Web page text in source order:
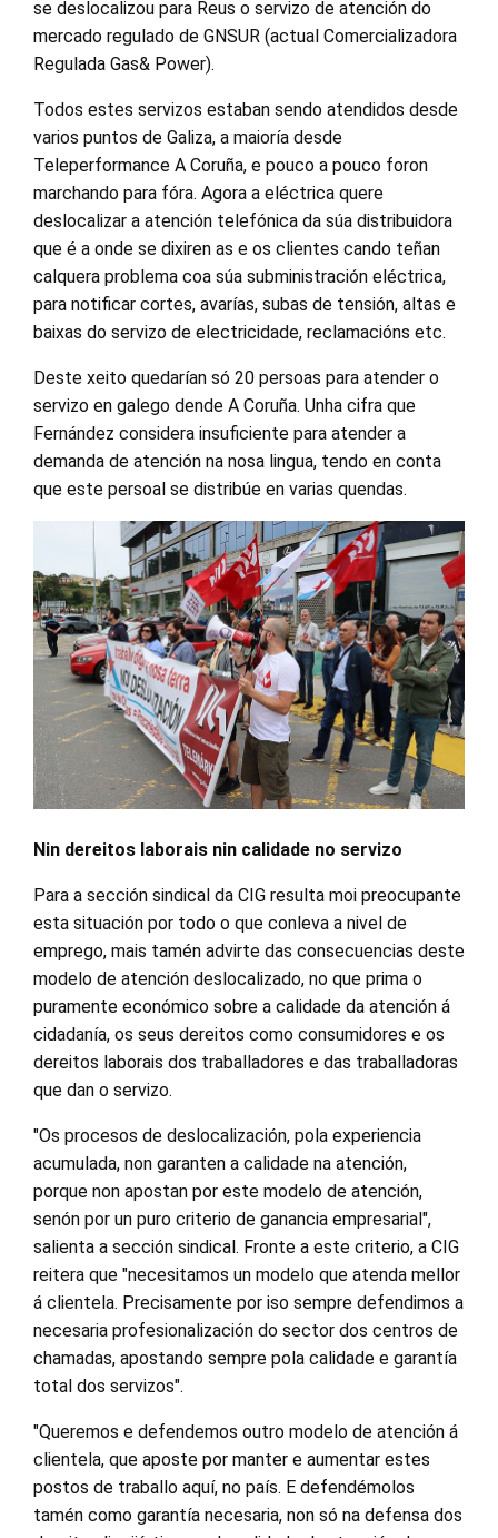
se deslocalizou para Reus o servizo de atención do
mercado regulado de GNSUR (actual Comercializadora
Regulada Gas& Power).
Todos estes servizos estaban sendo atendidos desde
varios puntos de Galiza, a maioría desde
Teleperformance A Coruña, e pouco a pouco foron
marchando para fóra. Agora a eléctrica quere
deslocalizar a atención telefónica da súa distribuidora
que é a onde se dixiren as e os clientes cando teñan
calquera problema coa súa subministración eléctrica,
para notificar cortes, avarías, subas de tensión, altas e
baixas do servizo de electricidade, reclamacións etc.
Deste xeito quedarían só 20 persoas para atender o
servizo en galego dende A Coruña. Unha cifra que
Fernández considera insuficiente para atender a
demanda de atención na nosa lingua, tendo en conta
que este persoal se distribúe en varias quendas.
Nin dereitos laborais nin calidade no servizo
Para a sección sindical da CIG resulta moi preocupante
esta situación por todo o que conleva a nivel de
emprego, mais tamén advirte das consecuencias deste
modelo de atención deslocalizado, no que prima o
puramente económico sobre a calidade da atención á
cidadanía, os seus dereitos como consumidores e os
dereitos laborais dos traballadores e das traballadoras
que dan o servizo.
"Os procesos de deslocalización, pola experiencia
acumulada, non garanten a calidade na atención,
porque non apostan por este modelo de atención,
senón por un puro criterio de ganancia empresarial",
salienta a sección sindical. Fronte a este criterio, a CIG
reitera que "necesitamos un modelo que atenda mellor
á clientela. Precisamente por iso sempre defendimos a
necesaria profesionalización do sector dos centros de
chamadas, apostando sempre pola calidade e garantía
total dos servizos".
"Queremos e defendemos outro modelo de atención á
clientela, que aposte por manter e aumentar estes
postos de traballo aquí, no país. E defendémolos
tamén como garantía necesaria, non só na defensa dos